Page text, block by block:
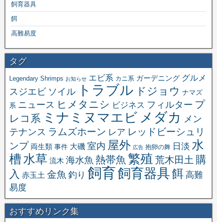
飼育器具
餌
高難易度
タグ
Legendary Shrimps お知らせ エビ系 カニ系 ガーデニング グルメ
スジエビ ソイル トラブル ドジョウ ナマズ
系 ニュース ヒメタニシ ビジネス フィルター プ
レコ系 ミナミヌマエビ メダカ
メン
テナンス ラムズホーン レア レッドビーシュリ
ンプ 両生類 事件 大磯 室内 屋外 広告 抱卵の舞 日淡 水
槽 水草 流木 海水魚 熱帯魚 繁殖 荒木田土 購
入 赤玉土 金魚 釣り 飼育飼育器具餌 高難
易度
おすすめリンク集